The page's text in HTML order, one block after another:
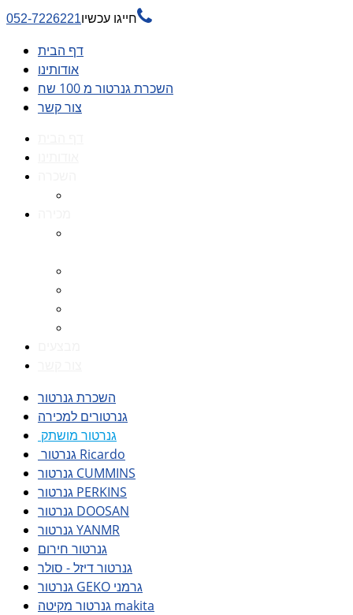
חייגו עכשיו052-7226221 
דף הבית
אודותינו
השכרת גנרטור מ 100 שח
צור קשר
השכרת גנרטור
גנרטורים למכירה
גנרטור מושתק
גנרטור Ricardo
גנרטור CUMMINS
גנרטור PERKINS
גנרטור DOOSAN
גנרטור YANMR
גנרטור חירום
גנרטור דיזל - סולר
גנרטור GEKO גרמני
גנרטור מקיטה makita